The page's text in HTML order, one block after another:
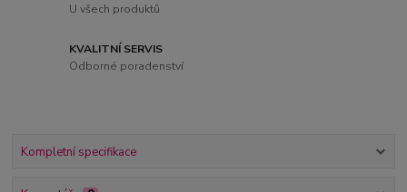
U všech produktů
KVALITNÍ SERVIS
Odborné poradenství
Kompletní specifikace